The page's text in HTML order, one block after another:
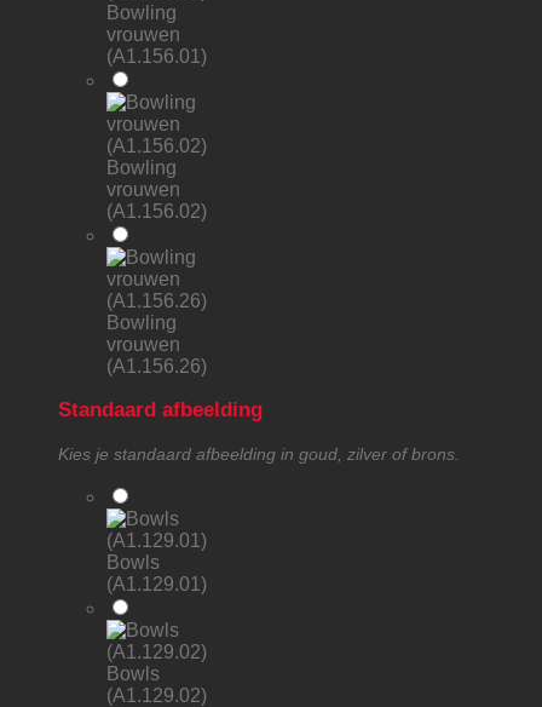
Bowling
vrouwen
(A1.156.01)
Bowling
vrouwen
(A1.156.02)
Bowling
vrouwen
(A1.156.26)
Standaard afbeelding
Kies je standaard afbeelding in goud, zilver of brons.
Bowls
(A1.129.01)
Bowls
(A1.129.02)